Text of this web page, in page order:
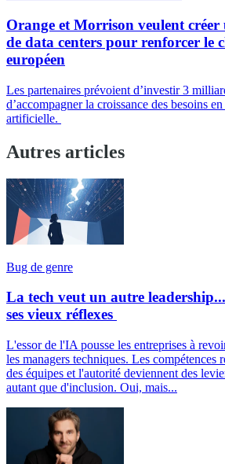
Orange et Morrison veulent créer
de data centers pour renforcer le
européen
Les partenaires prévoient d’investir 3
d’accompagner la croissance des besoins
artificielle.
Autres articles
Bug de genre
La tech veut un autre
ses vieux réflexes
L'essor de l'IA pousse les entreprises à
les managers techniques. Les compétences
des équipes et l'autorité deviennent des
autant que d'inclusion. Oui, mais...